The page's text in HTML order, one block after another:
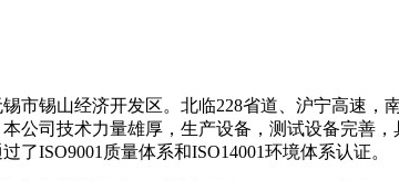
市锡山经济开发区。北临228省道、沪宁高速
公司技术力量雄厚，生产设备，测试设备完
了ISO9001质量体系和ISO14001环境体系认证。